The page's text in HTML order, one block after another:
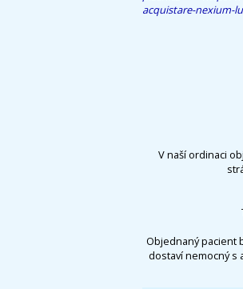
acquistare-nexium-
V naší ordinaci
Objednaný pacient
dostaví nemocný s